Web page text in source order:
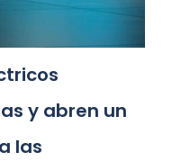
y abren un
las